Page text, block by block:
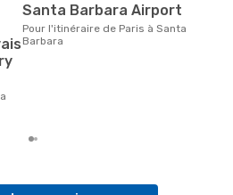
Santa Barbara Airport
Pour l'itinéraire de Paris à Santa
Barbara